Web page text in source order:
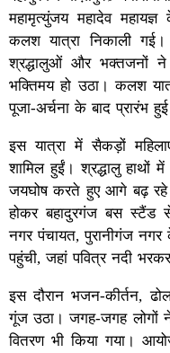
महामृत्युंजय महादेव
कलश यात्रा निकाली
श्रद्धालुओं और भक्तजनों ने
भक्तिमय हो उठा। कलश
पूजा-अर्चना के बाद प्रारंभ
इस यात्रा में सैकड़ों
शामिल हुईं। श्रद्धालु
जयघोष करते हुए आगे बढ़ रहे
होकर बहादुरगंज बस स्टैंड
नगर पंचायत, पुरानीगंज
पहुंची, जहां पवित्र नदी
इस दौरान भजन-कीर्तन,
गूंज उठा। जगह-जगह लोगों
वितरण भी किया गया।